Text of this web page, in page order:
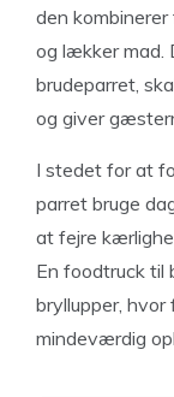
den
og lækker mad.
brudeparret,
og giver
I stedet for at
parret bruge
at fejre
En foodtruck til
bryllupper,
mindeværdig